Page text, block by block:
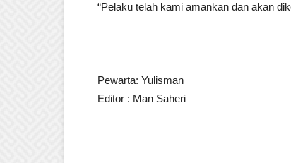
“Pelaku telah kami amankan dan akan
Pewarta: Yulisman
Editor : Man Saheri